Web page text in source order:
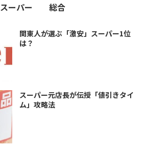
スーパー 総合
関東人が選ぶ「激安」スーパー1位
は？
スーパー元店長が伝授「値引きタイ
ム」攻略法